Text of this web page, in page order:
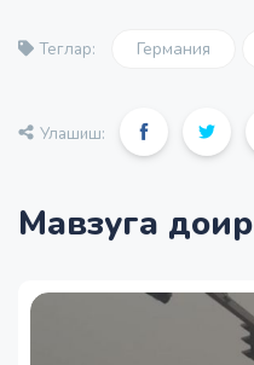
Теглар: Германия
Улашиш:
Мавзуга доир